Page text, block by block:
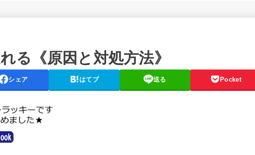
る《原因と対処方法》
シェア はてブ 送る Pocket